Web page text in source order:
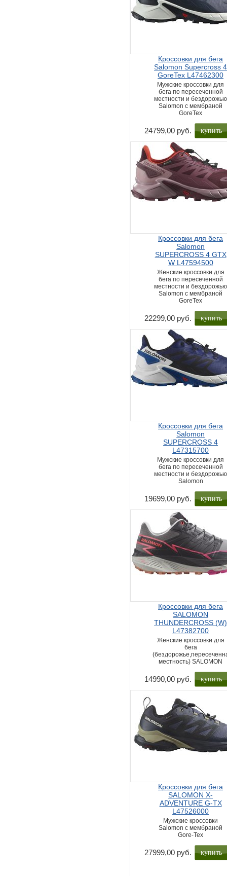
Кроссовки для бега
Salomon Supercross 4
GoreTex L47462300
Мужские кроссовки для
бега по пересеченной
местности и бездорожью
Salomon с мембраной
GoreTex
24799,00 руб. купить
Кроссовки для бега
Salomon
SUPERCROSS 4 GTX
W L47594500
Женские кроссовки для
бега по пересеченной
местности и бездорожью
Salomon с мембраной
GoreTex
22299,00 руб. купить
Кроссовки для бега
Salomon
SUPERCROSS 4
L47315700
Мужские кроссовки для
бега по пересеченной
местности и бездорожью
Salomon
19699,00 руб. купить
Кроссовки для бега
SALOMON
THUNDERCROSS (W)
L47382700
Женские кроссовки для
бега
местность) SALOMON
14990,00 руб. купить
Кроссовки для бега
SALOMON X-
ADVENTURE G-TX
L47526000
Мужские кроссовки
Salomon с мембраной
Gore-Tex
27999,00 руб. купить